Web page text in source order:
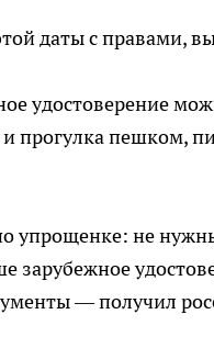
даты с правами,
удостоверение
и прогулка пешком,
упрощенке: не
зарубежное
— получил